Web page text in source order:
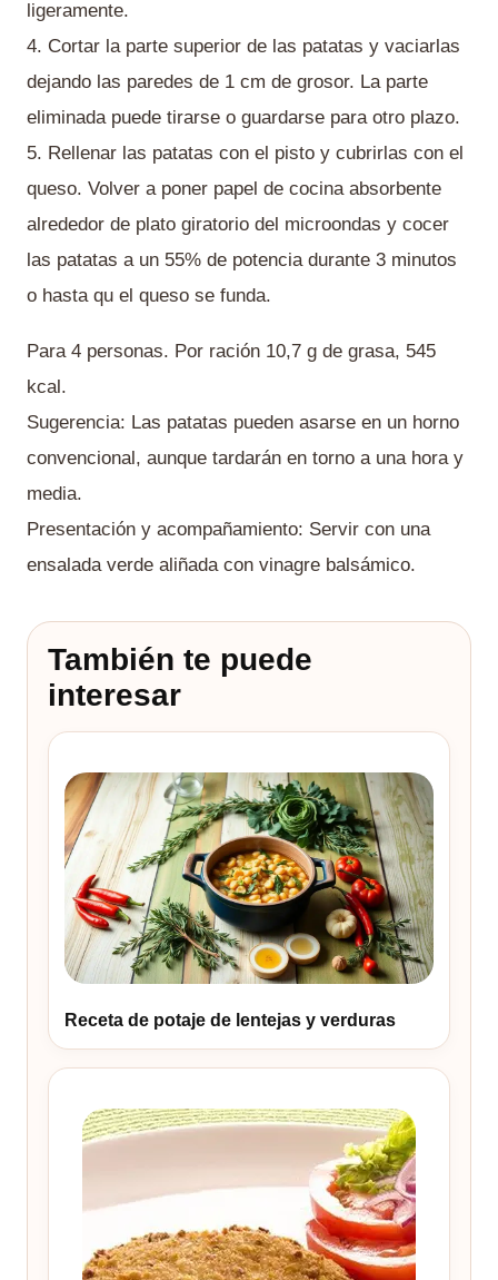
ligeramente.
4. Cortar la parte superior de las patatas y vaciarlas
dejando las paredes de 1 cm de grosor. La parte
eliminada puede tirarse o guardarse para otro plazo.
5. Rellenar las patatas con el pisto y cubrirlas con el
queso. Volver a poner papel de cocina absorbente
alrededor de plato giratorio del microondas y cocer
las patatas a un 55% de potencia durante 3 minutos
o hasta qu el queso se funda.
Para 4 personas. Por ración 10,7 g de grasa, 545
kcal.
Sugerencia: Las patatas pueden asarse en un horno
convencional, aunque tardarán en torno a una hora y
media.
Presentación y acompañamiento: Servir con una
ensalada verde aliñada con vinagre balsámico.
También te puede
interesar
Receta de potaje de lentejas y verduras